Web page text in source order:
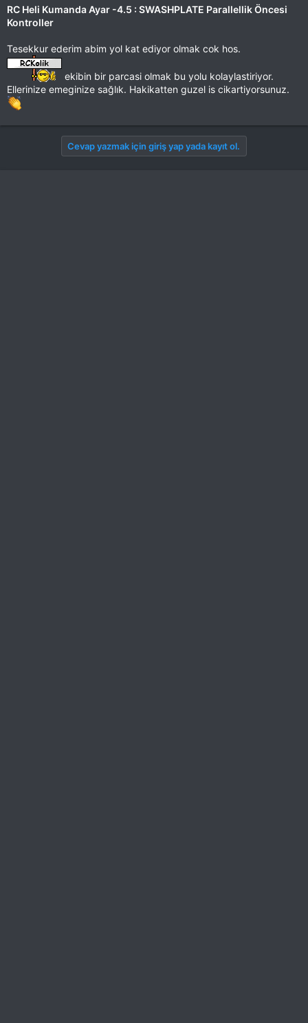
RC Heli Kumanda Ayar -4.5 : SWASHPLATE Parallellik Öncesi
Kontroller
Tesekkur ederim abim yol kat ediyor olmak cok hos.
ekibin bir parcasi olmak bu yolu kolaylastiriyor.
Ellerinize emeginize sağlık. Hakikatten guzel is cikartiyorsunuz.
Cevap yazmak için giriş yap yada kayıt ol.